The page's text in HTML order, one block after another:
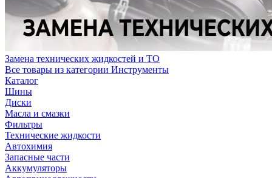
Замена технических жидкостей и ТО
Все товары из категории Инструменты
Каталог
Шины
Диски
Масла и смазки
Фильтры
Технические жидкости
Автохимия
Запасные части
Аккумуляторы